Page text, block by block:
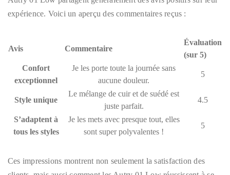
expérience. Voici un aperçu des commentaires reçus :
Avis Commentaire
Évaluation
(sur 5)
Confort
exceptionnel
Je les porte toute la journée sans
aucune douleur.
5
Style unique
Le mélange de cuir et de suédé est
juste parfait.
4.5
S’adaptent à
tous les styles
Je les mets avec presque tout, elles
sont super polyvalentes !
5
Ces impressions montrent non seulement la satisfaction des